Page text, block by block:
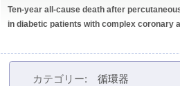
Ten-year all-cause death after
in diabetic patients with complex coronary
カテゴリー
循環器